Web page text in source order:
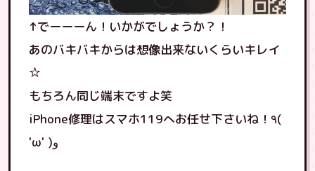
↑でーーーん！いかがでしょうか？！
あのバキバキからは想像出来ないくらいキレイ
☆
もちろん同じ端末ですよ笑
iPhone修理はスマホ119へお任せ下さいね！٩(
'ω' )و